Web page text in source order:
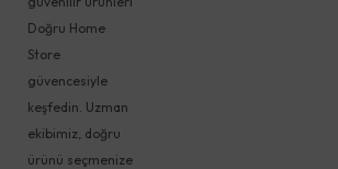
Doğru Home
Store
güvencesiyle
keşfedin. Uzman
ekibimiz, doğru
ürünü seçmenize